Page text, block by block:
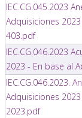
IEC.CG.045.2023
Adquisiciones
403.pdf
IEC.CG.046.2023
2023 - En base al
IEC.CG.046.2023.
Adquisiciones
2023.pdf